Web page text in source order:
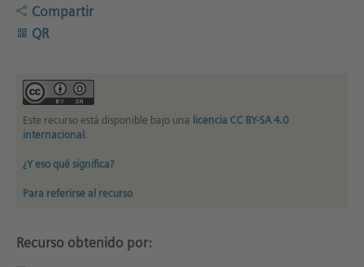
Compartir
QR
Este recurso está disponible bajo una licencia CC BY-SA 4.0
internacional.
¿Y eso qué significa?
Para referirse al recurso
Recurso obtenido por: